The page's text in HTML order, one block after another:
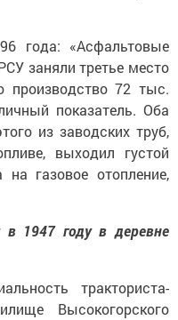
года: «Асфальтовые
заняли третье место
производство 72 тыс.
показатель. Оба
из заводских труб,
выходил густой
газовое отопление,
в 1947 году в деревне
тракториста-
Высокогорского